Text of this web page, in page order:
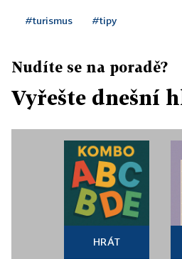
#turismus #tipy
Nudíte se na poradě?
Vyřešte dnešní
HRÁT